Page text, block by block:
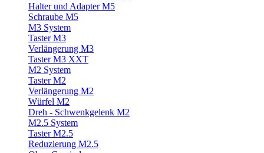
Halter und Adapter M5
Schraube M5
M3 System
Taster M3
Verlängerung M3
Taster M3 XXT
M2 System
Taster M2
Verlängerung M2
Würfel M2
Dreh - Schwenkgelenk M2
M2.5 System
Taster M2.5
Reduzierung M2.5